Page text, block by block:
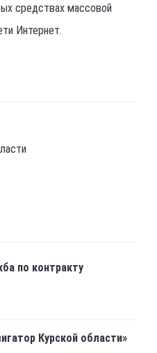
средствах массовой
Интернет.
по контракту
Курской области»